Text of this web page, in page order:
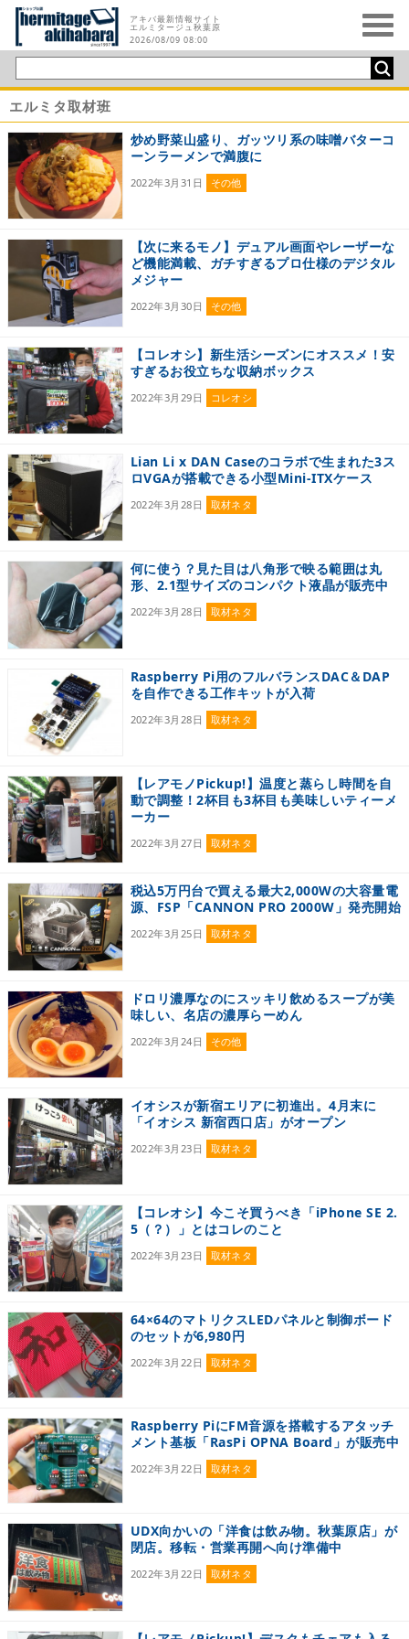
アキバ最新情報サイト
エルミタージュ秋葉原
2026/08/09 08:00
エルミタ取材班
炒め野菜山盛り、ガッツリ系の味噌バターコ
ーンラーメンで満腹に
2022年3月31日 その他
【次に来るモノ】デュアル画面やレーザーな
ど機能満載、ガチすぎるプロ仕様のデジタル
メジャー
2022年3月30日 その他
【コレオシ】新生活シーズンにオススメ！安
すぎるお役立ちな収納ボックス
2022年3月29日 コレオシ
Lian Li x DAN Caseのコラボで生まれた3ス
ロVGAが搭載できる小型Mini-ITXケース
2022年3月28日 取材ネタ
何に使う？見た目は八角形で映る範囲は丸
形、2.1型サイズのコンパクト液晶が販売中
2022年3月28日 取材ネタ
Raspberry Pi用のフルバランスDAC＆DAP
を自作できる工作キットが入荷
2022年3月28日 取材ネタ
【レアモノPickup!】温度と蒸らし時間を自
動で調整！2杯目も3杯目も美味しいティーメ
ーカー
2022年3月27日 取材ネタ
税込5万円台で買える最大2,000Wの大容量電
源、FSP「CANNON PRO 2000W」発売開始
2022年3月25日 取材ネタ
ドロリ濃厚なのにスッキリ飲めるスープが美
味しい、名店の濃厚らーめん
2022年3月24日 その他
イオシスが新宿エリアに初進出。4月末に
「イオシス 新宿西口店」がオープン
2022年3月23日 取材ネタ
【コレオシ】今こそ買うべき「iPhone SE 2.
5（？）」とはコレのこと
2022年3月23日 取材ネタ
64×64のマトリクスLEDパネルと制御ボード
のセットが6,980円
2022年3月22日 取材ネタ
Raspberry PiにFM音源を搭載するアタッチ
メント基板「RasPi OPNA Board」が販売中
2022年3月22日 取材ネタ
UDX向かいの「洋食は飲み物。秋葉原店」が
閉店。移転・営業再開へ向け準備中
2022年3月22日 取材ネタ